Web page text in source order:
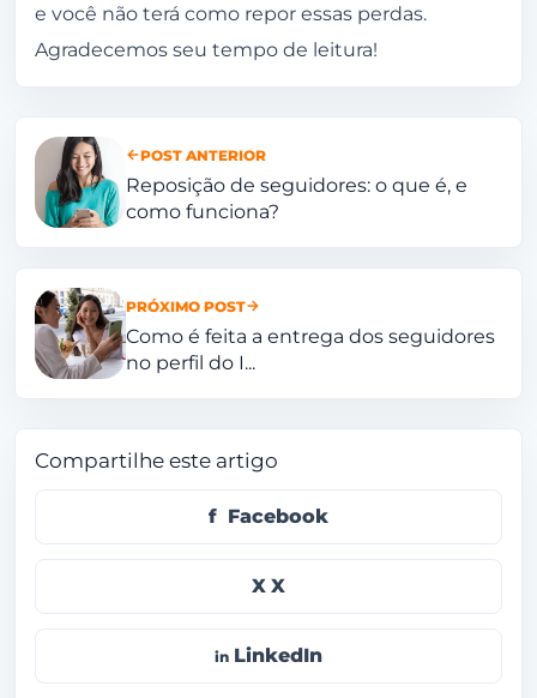
e você não terá como repor essas perdas.
Agradecemos seu tempo de leitura!
POST ANTERIOR
Reposição de seguidores: o que é, e
como funciona?
PRÓXIMO POST
Como é feita a entrega dos seguidores
no perfil do I...
Compartilhe este artigo
Facebook
X
LinkedIn